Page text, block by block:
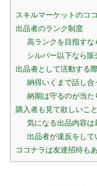
スキルマーケットのコ
出品者のランク制度
高ランクを目指す
シルバー以下なら販
出品者として活動する
納得いくまで話し合
納期は守るのが当た
購入者も見て欲しいこと
気になる出品内容は
出品者が違反をして
ココナラは友達招待も